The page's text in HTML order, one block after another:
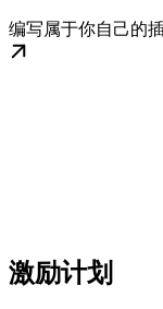
编写属于你自己的插
激励计划